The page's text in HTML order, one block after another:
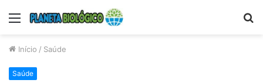
Menu
Início / Saúde
Saúde